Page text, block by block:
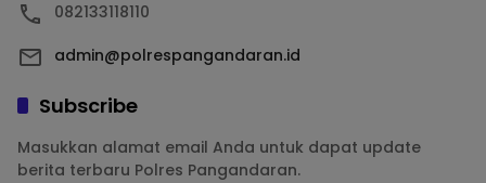
082133118110
admin@polrespangandaran.id
Subscribe
Masukkan alamat email Anda untuk dapat update
berita terbaru Polres Pangandaran.